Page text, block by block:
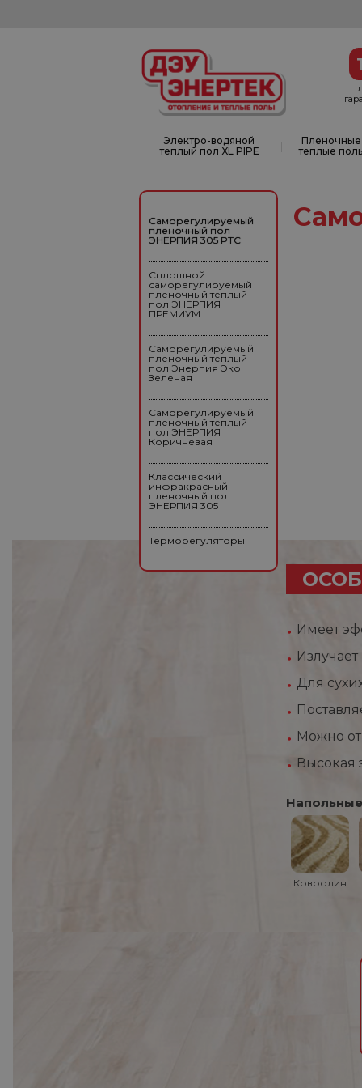
Электро-водяной
теплый пол XL PIPE
Пленочные
теплые
Имеет
Для
Можно
Высокая
Ковролин
Саморегулируемый
пленочный пол
ЭНЕРПИЯ 305 PTC
Сплошной
саморегулируемый
пленочный теплый
пол ЭНЕРПИЯ
ПРЕМИУМ
Саморегулируемый
пленочный теплый
пол Энерпия Эко
Зеленая
Саморегулируемый
пленочный теплый
пол ЭНЕРПИЯ
Коричневая
Классический
инфракрасный
пленочный пол
ЭНЕРПИЯ 305
Терморегуляторы